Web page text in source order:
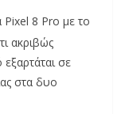
8 Pro με το
ακριβώς
σε
στα δυο